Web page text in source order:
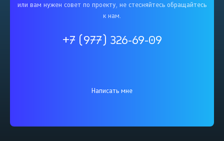
или вам нужен совет по проекту, не стесняйтесь обращайтесь
к нам.
+7 (977) 326-69-09
Написать мне